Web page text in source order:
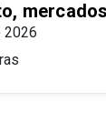
2026